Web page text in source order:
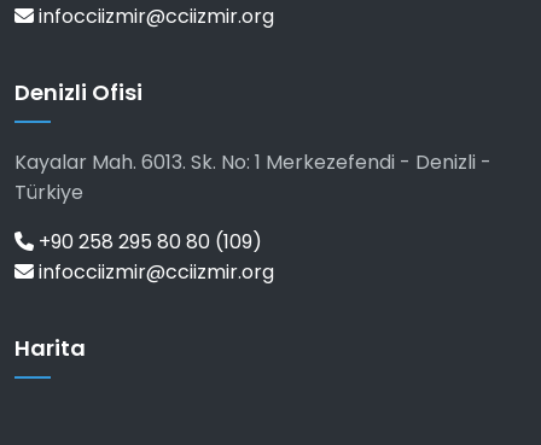
infocciizmir@cciizmir.org
Denizli Ofisi
Kayalar Mah. 6013. Sk. No: 1 Merkezefendi - Denizli -
Türkiye
+90 258 295 80 80 (109)
infocciizmir@cciizmir.org
Harita